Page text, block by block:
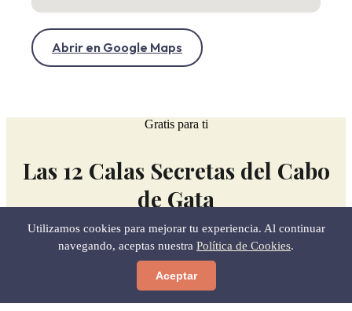
Abrir en Google Maps
Gratis para ti
Las 12 Calas Secretas del Cabo
de Gata
MEJOR HORA PARA IR Y CÓMO LLEGAR SIN
PERDERTE.
LA GUÍA QUE NO ENCONTRARÁS EN NINGÚN
OTRO SITIO.
Utilizamos cookies para mejorar tu experiencia. Al continuar
navegando, aceptas nuestra Política de Cookies.
Aceptar